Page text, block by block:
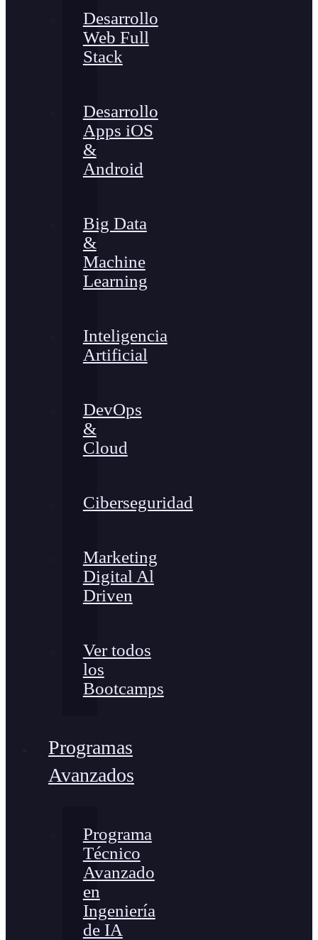
Desarrollo
Web Full
Stack
Desarrollo
Apps iOS
&
Android
Big Data
&
Machine
Learning
Inteligencia
Artificial
DevOps
&
Cloud
Ciberseguridad
Marketing
Digital Al
Driven
Ver todos
los
Bootcamps
Programas
Avanzados
Programa
Técnico
Avanzado
en
Ingeniería
de IA